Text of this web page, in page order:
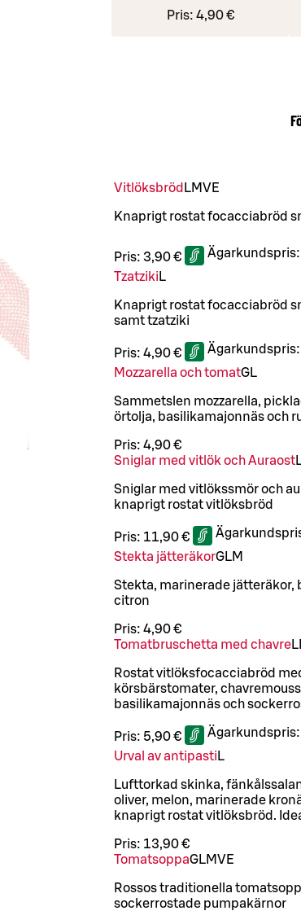
Pris: 4,90 €
Vitlöksbröd LMVE
Knaprigt rostat focacciabröd
Pris: 3,90 € Ägarkundspris:
Tzatziki L
Knaprigt rostat focacciabröd
samt tzatziki
Pris: 4,90 € Ägarkundspris:
Mozzarella och tomatGL
Sammetslen mozzarella,
örtolja, basilikamajonnäs och
Pris: 4,90 €
Sniglar med vitlök och Auraost
Sniglar med vitlökssmör och
knaprigt rostat vitlöksbröd
Pris: 11,90 €
Stekta jätteräkorGLM
Stekta, marinerade jätteräkor,
citron
Pris: 4,90 €
Tomatbruschetta med chavreL
Rostat vitlöksfocacciabröd
körsbärstomater,
basilikamajonnäs och
Pris: 5,90 € Ägarkundspris:
Urval av antipasti L
Lufttorkad skinka,
oliver, melon, marinerade
knaprigt rostat vitlöksbröd.
Pris: 13,90 €
TomatsoppaGLMVE
Rossos traditionella
sockerrostade pumpakärnor